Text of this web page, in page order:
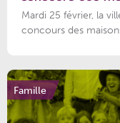
Mardi 25 février, la
concours des
Famille